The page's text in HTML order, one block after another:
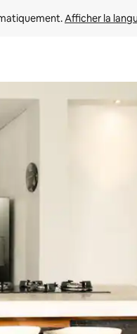
Afficher la
ou en appuyant et en